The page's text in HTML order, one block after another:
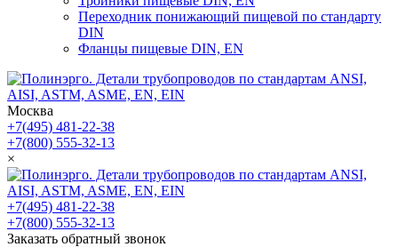
Переходник понижающий пищевой по стандарту
DIN
Фланцы пищевые DIN, EN
Москва
+7(495) 481-22-38
+7(800) 555-32-13
×
+7(495) 481-22-38
+7(800) 555-32-13
Заказать обратный звонок